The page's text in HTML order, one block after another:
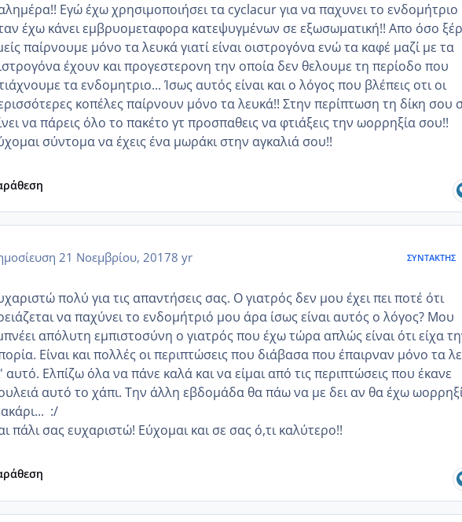
Εγώ έχω χρησιμοποιήσει τα cyclacur για να παχυνει το ενδομήτριο
έχω κάνει εμβρυομεταφορα κατεψυγμένων σε εξωσωματική!! Απο όσο
παίρνουμε μόνο τα λευκά γιατί είναι οιστρογόνα ενώ τα καφέ μαζί με τα
έχουν και προγεστερονη την οποία δεν θελουμε τη περίοδο που
τα ενδομητριο... Ίσως αυτός είναι και ο λόγος που βλέπεις οτι οι
κοπέλες παίρνουν μόνο τα λευκά!! Στην περίπτωση τη δίκη σου
να πάρεις όλο το πακέτο γτ προσπαθεις να φτιάξεις την ωορρηξία σου!!
σύντομα να έχεις ένα μωράκι στην αγκαλιά σου!!
21 Νοεμβρίου, 20178 yr ΣΥΝΤΆΚΤΗΣ
πολύ για τις απαντήσεις σας. Ο γιατρός δεν μου έχει πει ποτέ ότι
να παχύνει το ενδομήτριό μου άρα ίσως είναι αυτός ο λόγος? Μου
απόλυτη εμπιστοσύνη ο γιατρός που έχω τώρα απλώς είναι ότι είχα
Είναι και πολλές οι περιπτώσεις που διάβασα που έπαιρναν μόνο τα
αυτό. Ελπίζω όλα να πάνε καλά και να είμαι από τις περιπτώσεις που έκανε
αυτό το χάπι. Την άλλη εβδομάδα θα πάω να με δει αν θα έχω
:/
πάλι σας ευχαριστώ! Εύχομαι και σε σας ό,τι καλύτερο!!